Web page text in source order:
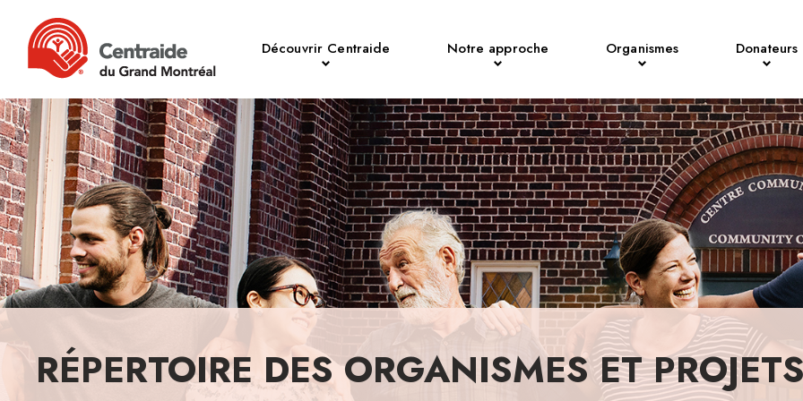
Découvrir Centraide Notre approche Organismes Donateurs
RÉPERTOIRE DES ORGANISMES ET